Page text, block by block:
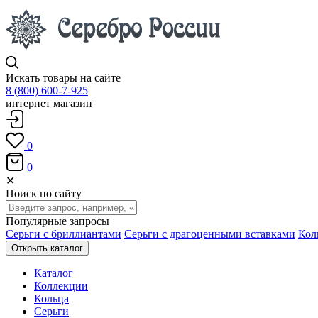
Искать товары на сайте
8 (800) 600-7-925
интернет магазин
0
0
✕
Поиск по сайту
Популярные запросы
Серьги с бриллиантами Серьги с драгоценными вставками
Открыть каталог
Каталог
Коллекции
Кольца
Серьги